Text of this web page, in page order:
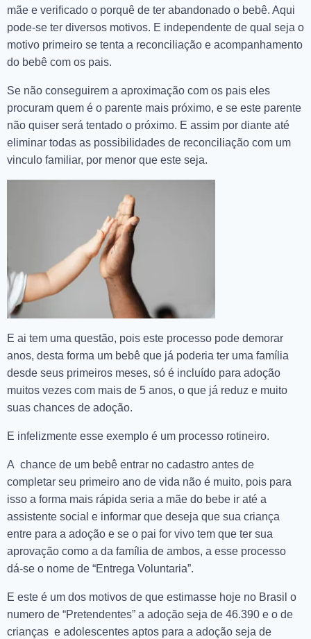
mãe e verificado o porquê de ter abandonado o bebê. Aqui
pode-se ter diversos motivos. E independente de qual seja o
motivo primeiro se tenta a reconciliação e acompanhamento
do bebê com os pais.
Se não conseguirem a aproximação com os pais eles
procuram quem é o parente mais próximo, e se este parente
não quiser será tentado o próximo. E assim por diante até
eliminar todas as possibilidades de reconciliação com um
vinculo familiar, por menor que este seja.
E ai tem uma questão, pois este processo pode demorar
anos, desta forma um bebê que já poderia ter uma família
desde seus primeiros meses, só é incluído para adoção
muitos vezes com mais de 5 anos, o que já reduz e muito
suas chances de adoção.
E infelizmente esse exemplo é um processo rotineiro.
A chance de um bebê entrar no cadastro antes de
completar seu primeiro ano de vida não é muito, pois para
isso a forma mais rápida seria a mãe do bebe ir até a
assistente social e informar que deseja que sua criança
entre para a adoção e se o pai for vivo tem que ter sua
aprovação como a da família de ambos, a esse processo
dá-se o nome de “Entrega Voluntaria”.
E este é um dos motivos de que estimasse hoje no Brasil o
numero de “Pretendentes” a adoção seja de 46.390 e o de
crianças e adolescentes aptos para a adoção seja de